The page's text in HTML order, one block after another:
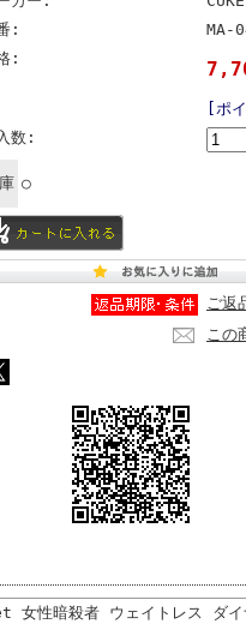
:
MA-
:
[ポ
数:
○
ご返
この
性暗殺者 ウェイトレス ダ